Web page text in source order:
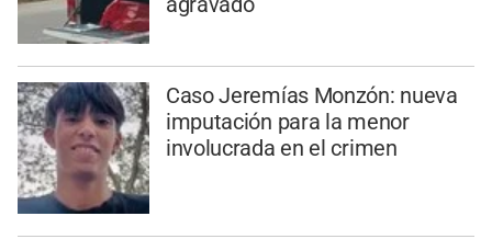
Caso Jeremías Monzón: nueva
imputación para la menor
involucrada en el crimen